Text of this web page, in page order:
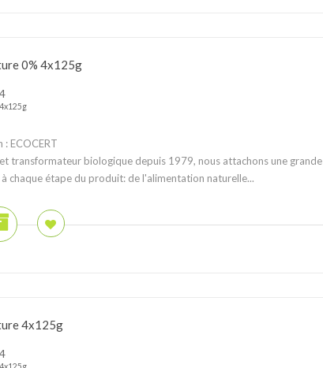
0% 4x125g
ECOCERT
transformateur biologique depuis 1979, nous attachons une grande
chaque étape du produit: de l'alimentation naturelle...
4x125g